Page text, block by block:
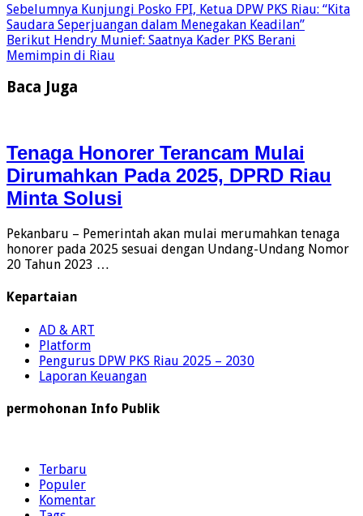
Sebelumnya Kunjungi Posko FPI, Ketua DPW PKS Riau: “Kita
Saudara Seperjuangan dalam Menegakan Keadilan”
Berikut Hendry Munief: Saatnya Kader PKS Berani
Memimpin di Riau
Baca Juga
Tenaga Honorer Terancam Mulai
Dirumahkan Pada 2025, DPRD Riau
Minta Solusi
Pekanbaru – Pemerintah akan mulai merumahkan tenaga
honorer pada 2025 sesuai dengan Undang-Undang Nomor
20 Tahun 2023 …
Kepartaian
AD & ART
Platform
Pengurus DPW PKS Riau 2025 – 2030
Laporan Keuangan
permohonan Info Publik
Terbaru
Populer
Komentar